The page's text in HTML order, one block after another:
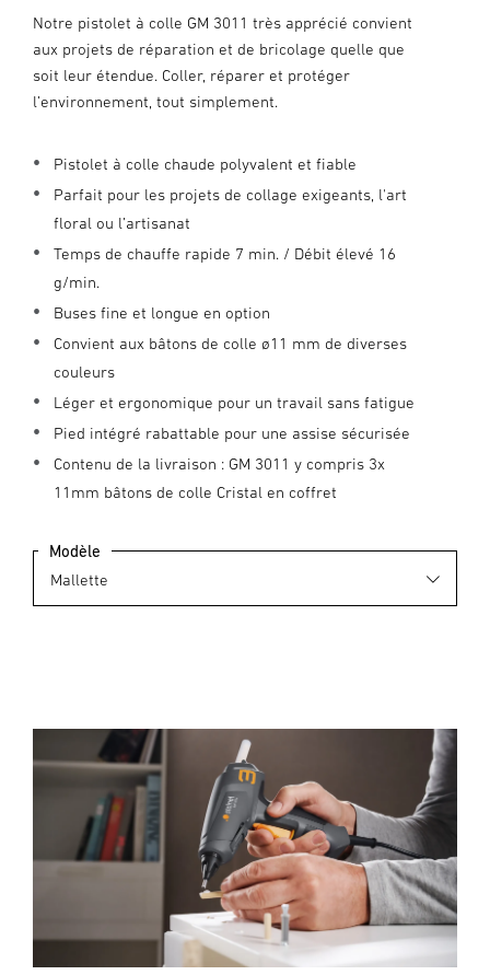
Notre pistolet à colle GM 3011 très apprécié convient
aux projets de réparation et de bricolage quelle que
soit leur étendue. Coller, réparer et protéger
l’environnement, tout simplement.
Pistolet à colle chaude polyvalent et fiable
Parfait pour les projets de collage exigeants, l'art
floral ou l’artisanat
Temps de chauffe rapide 7 min. / Débit élevé 16
g/min.
Buses fine et longue en option
Convient aux bâtons de colle ø11 mm de diverses
couleurs
Léger et ergonomique pour un travail sans fatigue
Pied intégré rabattable pour une assise sécurisée
Contenu de la livraison : GM 3011 y compris 3x
11mm bâtons de colle Cristal en coffret
Modèle